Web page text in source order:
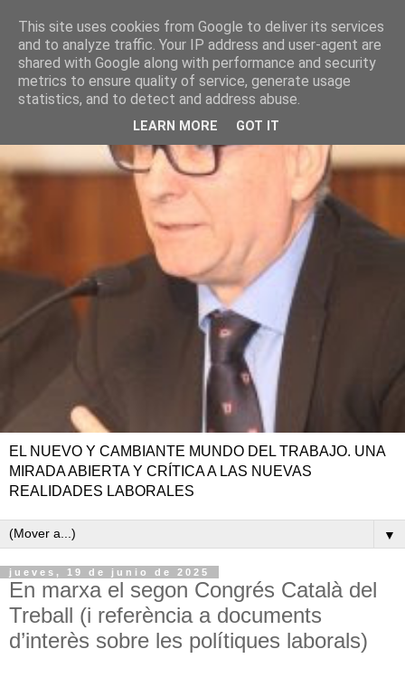
EL NUEVO Y CAMBIANTE MUNDO DEL TRABAJO. UNA
MIRADA ABIERTA Y CRÍTICA A LAS NUEVAS
REALIDADES LABORALES
▼
jueves, 19 de junio de 2025
En marxa el segon Congrés Català del
Treball (i referència a documents
d’interès sobre les polítiques laborals)
This site uses cookies from Google to deliver its services
and to analyze traffic. Your IP address and user-agent are
shared with Google along with performance and security
metrics to ensure quality of service, generate usage
statistics, and to detect and address abuse.
LEARN MORE GOT IT